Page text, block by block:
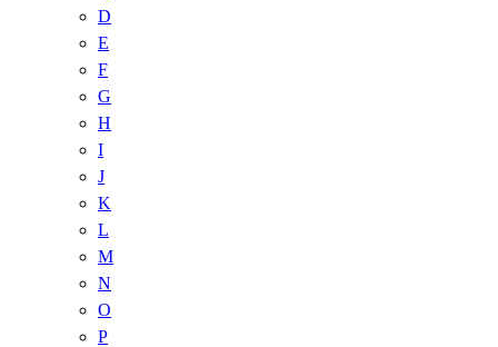
D
E
F
G
H
I
J
K
L
M
N
O
P